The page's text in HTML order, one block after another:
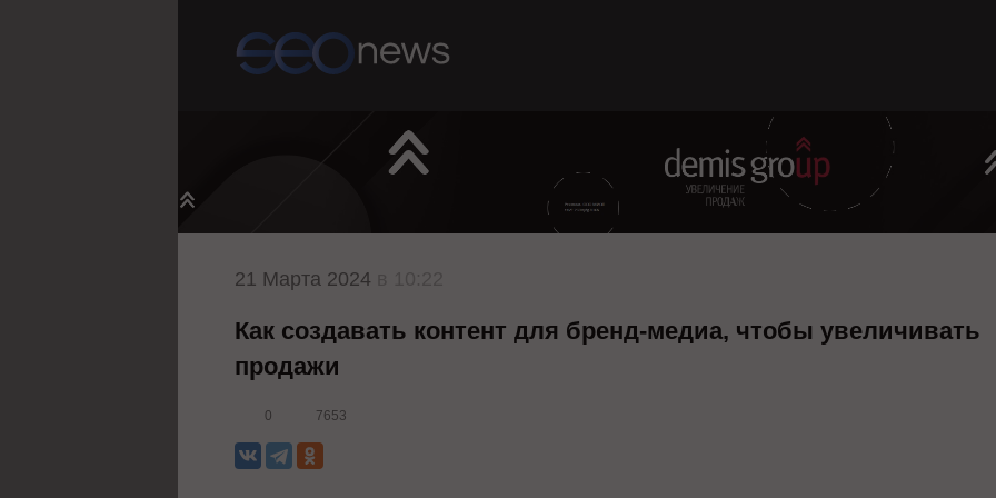
21 Марта 2024
Как создавать контент для бренд-медиа, чтобы увеличивать
продажи
0 7653